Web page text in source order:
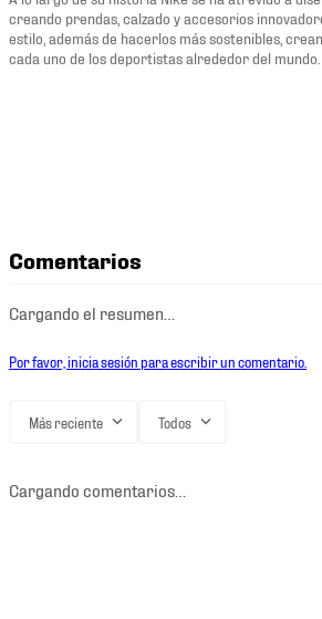
creando prendas, calzado y accesorios
estilo, además de hacerlos más sostenibles,
cada uno de los deportistas alrededor del mundo.
Comentarios
Cargando el resumen…
Por favor, inicia sesión para escribir un comentario.
Más reciente Todos
Cargando comentarios…